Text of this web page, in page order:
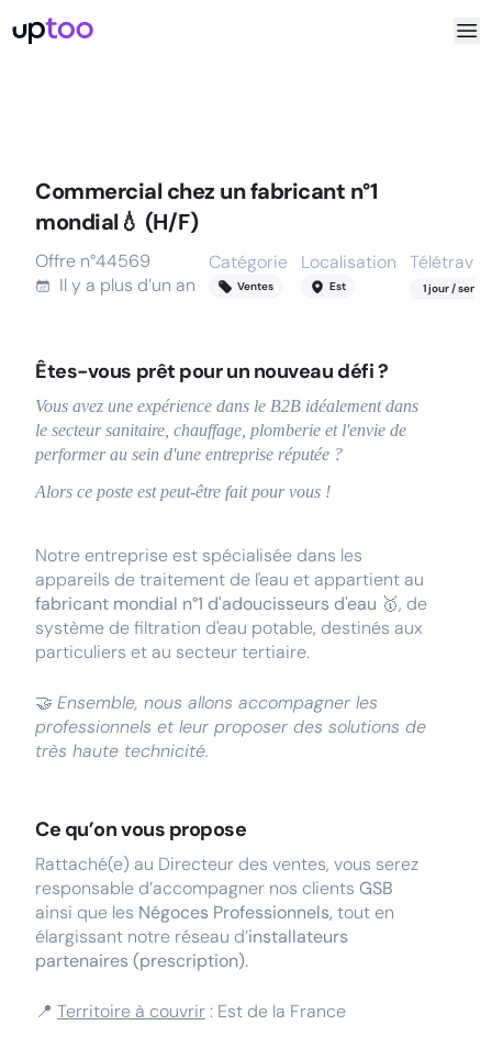
Commercial chez un fabricant n°1
mondial💧 (H/F)
Offre n°44569
Il y a plus d’un an
Catégorie
Ventes
Localisation
Est
Télétravail
1jour/
Êtes-vous prêt pour un nouveau défi ?
Vous avez une expérience dans le B2B idéalement dans
le secteur sanitaire, chauffage, plomberie et l'envie de
performer au sein d'une entreprise réputée ?
Alors ce poste est peut-être fait pour vous !
Notre entreprise est spécialisée dans les
appareils de traitement de l'eau et appartient au
fabricant mondial n°1 d'adoucisseurs d'eau 🥇, de
système de filtration d'eau potable, destinés aux
particuliers et au secteur tertiaire.
🤝 Ensemble, nous allons accompagner les
professionnels et leur proposer des solutions de
très haute technicité.
Ce qu’on vous propose
Rattaché(e) au Directeur des ventes, vous serez
responsable d’accompagner nos clients GSB
ainsi que les Négoces Professionnels, tout en
élargissant notre réseau d’installateurs
partenaires (prescription).
📍 Territoire à couvrir: Est de la France